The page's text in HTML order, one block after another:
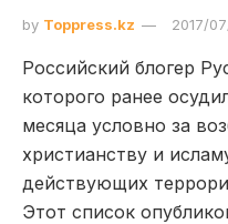
by Toppress.kz 2017/
Российский блогер
которого ранее
месяца условно за
христианству и
действующих
Этот список